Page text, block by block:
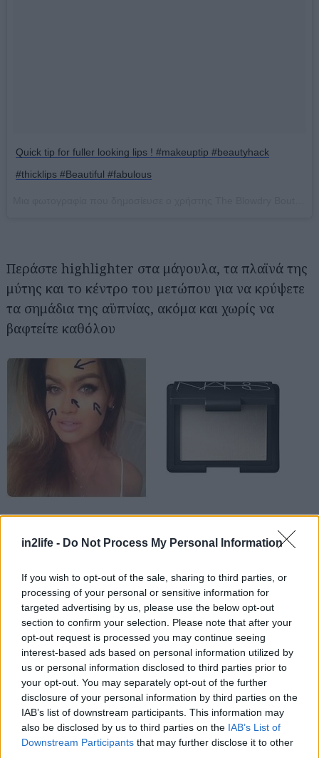
in2life - Do Not Process My Personal Information
If you wish to opt-out of the sale, sharing to third parties, or
processing of your personal or sensitive information for
targeted advertising by us, please use the below opt-out
section to confirm your selection. Please note that after your
opt-out request is processed you may continue seeing
interest-based ads based on personal information utilized by
us or personal information disclosed to third parties prior to
your opt-out. You may separately opt-out of the further
disclosure of your personal information by third parties on the
IAB’s list of downstream participants. This information may
also be disclosed by us to third parties on the IAB’s List of
Downstream Participants that may further disclose it to other
Quick tip for fuller looking lips ! #makeuptip #beautyhack
#thicklips #Beautiful #fabulous
Περάστε highlighter στα μάγουλα, τα πλαϊνά της
μύτης και το κέντρο του μετώπου για να κρύψετε
τα σημάδια της αϋπνίας, ακόμα και χωρίς να
βαφτείτε καθόλου
Αγοράστε ένα πακέτο μαντηλάκια ντεμακιγιάζ και
αφήστε τα στο κομοδίνο σας. Ακόμα κι αυτό το
ντεμακιγιάζ που προσφέρουν είναι καλύτερο για
το δέρμα σας από το καθόλου ντεμακιγιάζ, τα
βράδια που γυρνάτε και θέλετε απλώς να κάνετε
βουτιά στο κρεβάτι.
Περάστε διάφανη πούδρα πάνω από ένα
χαρτομάντηλο το οποίο έχετε τοποθετήσει επάνω
στα χείλη σας, για να μη χρειαστεί να ανανεώσετε
το κραγιόν ούτε μια φορά.
για...